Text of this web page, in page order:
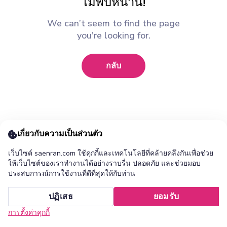
We can’t seem to find the page
you're looking for.
กลับ
หน้าแรก
ยกเลิก ติดตั้ง
เกี่ยวกับความเป็นส่วนตัว
เว็บไซต์ saenran.com ใช้คุกกี้และเทคโนโลยีที่คล้ายคลึงกันเพื่อช่วย
ให้เว็บไซต์ของเราทำงานได้อย่างราบรื่น ปลอดภัย และช่วยมอบ
ประสบการณ์การใช้งานที่ดีที่สุดให้กับท่าน
ปฏิเสธ ยอมรับ
การตั้งค่าคุกกี้